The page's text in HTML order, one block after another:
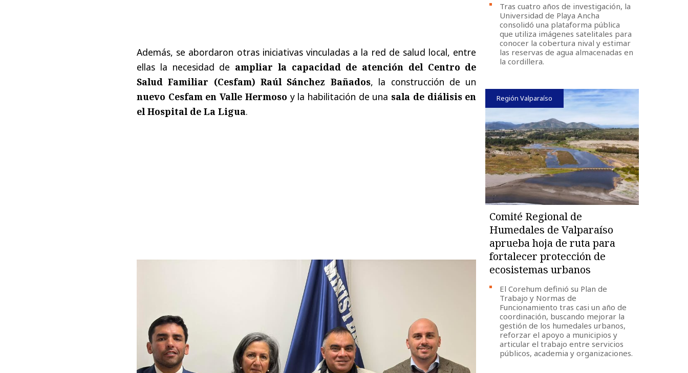
Además, se abordaron otras iniciativas vinculadas a la red de salud local, entre
ellas la necesidad de ampliar la capacidad de atención del Centro de
Salud Familiar (Cesfam) Raúl Sánchez Bañados, la construcción de un
nuevo Cesfam en Valle Hermoso y la habilitación de una sala de diálisis en
el Hospital de La Ligua.
Tras cuatro años de investigación, la
Universidad de Playa Ancha
consolidó una plataforma pública
que utiliza imágenes satelitales para
conocer la cobertura nival y estimar
las reservas de agua almacenadas en
la cordillera.
Región Valparaíso
Comité Regional de
Humedales de Valparaíso
aprueba hoja de ruta para
fortalecer protección de
ecosistemas urbanos
El Corehum definió su Plan de
Trabajo y Normas de
Funcionamiento tras casi un año de
coordinación, buscando mejorar la
gestión de los humedales urbanos,
reforzar el apoyo a municipios y
articular el trabajo entre servicios
públicos, academia y organizaciones.